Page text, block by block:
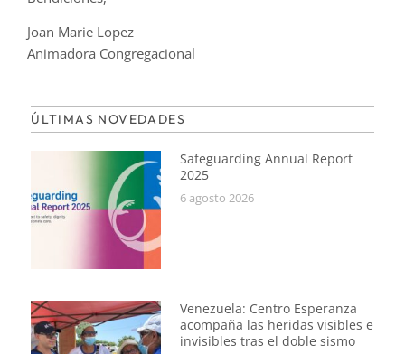
Joan Marie Lopez
Animadora Congregacional
ÚLTIMAS NOVEDADES
Safeguarding Annual Report
2025
6 agosto 2026
Venezuela: Centro Esperanza
acompaña las heridas visibles e
invisibles tras el doble sismo